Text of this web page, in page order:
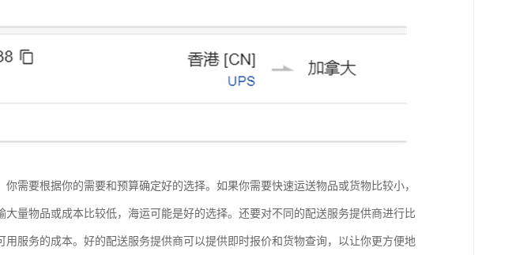
需要根据你的需要和预算确定好的选择。如果你需要快速运送物品或货物比较小，
量物品或成本比较低，海运可能是好的选择。还要对不同的配送服务提供商进行比
服务的成本。好的配送服务提供商可以提供即时报价和货物查询，以让你更方便地